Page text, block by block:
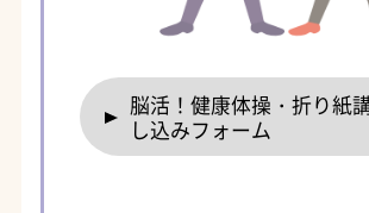
脳活！健康体操・折り紙
し込みフォーム